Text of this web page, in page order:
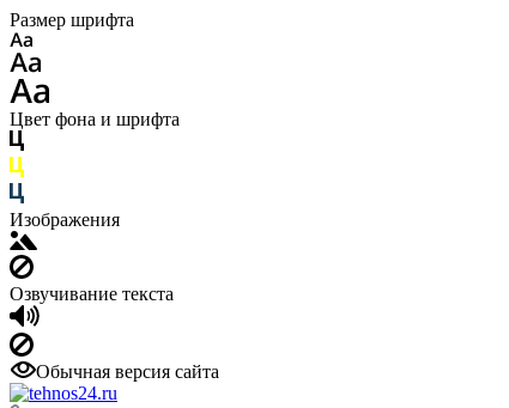
Размер шрифта
Цвет фона и шрифта
Изображения
Озвучивание текста
Обычная версия сайта